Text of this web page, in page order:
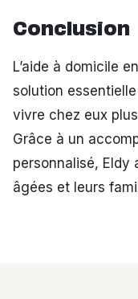
Conclusion
L’aide à domicile
solution
vivre chez eux
Grâce à un
personnalisé, Eldy
âgées et leurs